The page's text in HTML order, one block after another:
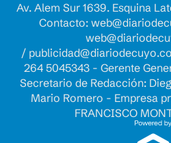
Av. Alem Sur 1639. Esquina
Contacto:
/
264 5045343 - Gerente
Secretario de Redacción:
Mario Romero - Empresa
FRANCISCO